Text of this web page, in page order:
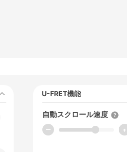
U-FRET機能
自動スクロール速度
ー +